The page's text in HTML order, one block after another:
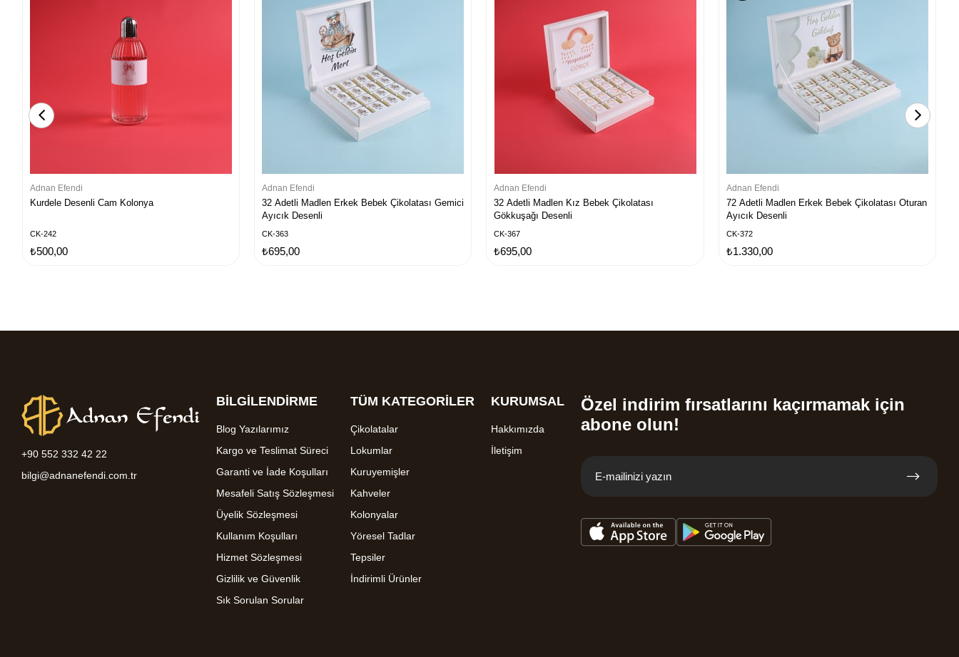
Adnan Efendi
Kurdele Desenli Cam Kolonya
CK-242
₺500,00
Adnan Efendi
32 Adetli Madlen Erkek Bebek Çikolatası Gemici
Ayıcık Desenli
CK-363
₺695,00
Adnan Efendi
32 Adetli Madlen Kız Bebek Çikolatası
Gökkuşağı Desenli
CK-367
₺695,00
Adnan Efendi
72 Adetli Madlen Erkek Bebek Çikolatası Oturan
Ayıcık Desenli
CK-372
₺1.330,00
+90 552 332 42 22
bilgi@adnanefendi.com.tr
BİLGİLENDİRME
Blog Yazılarımız
Kargo ve Teslimat Süreci
Garanti ve İade Koşulları
Mesafeli Satış Sözleşmesi
Üyelik Sözleşmesi
Kullanım Koşulları
Hizmet Sözleşmesi
Gizlilik ve Güvenlik
Sık Sorulan Sorular
TÜM KATEGORİLER
Çikolatalar
Lokumlar
Kuruyemişler
Kahveler
Kolonyalar
Yöresel Tadlar
Tepsiler
İndirimli Ürünler
KURUMSAL
Hakkımızda
İletişim
Özel indirim fırsatlarını kaçırmamak için
abone olun!